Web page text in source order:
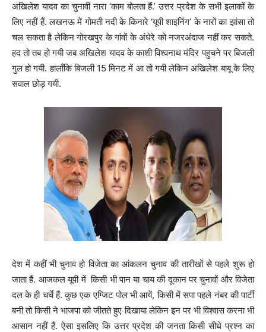
अखिलेश यादव का चुनावी नारा ‘काम बोलता हैं.’ उत्तर प्रदेश के सभी इलाकों के
लिए नहीं हैं. लखनऊ में गोमती नदी के किनारे ‘यूपी शाइनिंग’ के नारों का झांसा तो
चल सकता है लेकिन गोरखपुर के गांवों के अंधेरे को नजरअंदाज नहीं कर सकते.
हद तो तब हो गयी जब अखिलेश यादव के काशी विश्वनाथ मंदिर पहुचने पर बिजली
गुल हो गयी. हालाँकि बिजली 15 मिनट में आ तो गयी लेकिन अखिलेश बाबू के लिए
सवाल छोड़ गयी.
देश में कहीं भी चुनाव हो विजेता का आंकलन चुनाव की तारीखों से पहले शुरू हो
जाता हैं. आजकल यूपी में किसी भी पान या चाय की दूकान पर चुनावों और विजेता
दल के ही चर्चे हैं. कुछ एक एग्जिट पोल भी आयें, किसी में सपा पहले नंबर की पार्टी
बनी तो किसी ने भाजपा को जीतते हुए दिखाया लेकिन इन पर भी विश्वास करना भी
आसान नहीं हैं. ऐसा इसलिए कि उत्तर प्रदेश की जनता किसी सीधे प्रश्न का